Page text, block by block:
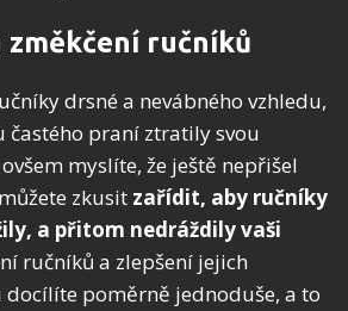
změkčení ručníků
drsné a nevábného vzhledu,
častého praní ztratily svou
myslíte, že ještě nepřišel
zkusit zařídit, aby ručníky
a přitom nedráždily vaši
ručníků a zlepšení jejich
docílíte poměrně jednoduše, a to